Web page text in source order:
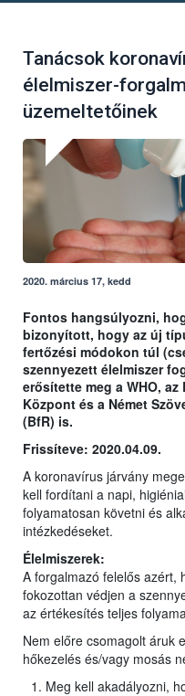
Tanácsok
élelmiszer-
üzemeltetőinek
2020. március 17, kedd
Fontos hangsúlyozni,
bizonyított, hogy az új
fertőzési módokon túl
szennyezett élelmiszer
erősítette meg a WHO,
Központ és a Német
(BfR) is.
Frissíteve: 2020.04.09.
A koronavírus járvány
kell fordítani a napi,
folyamatosan követni és
intézkedéseket.
Élelmiszerek:
A forgalmazó felelős azért,
fokozottan védjen a
az értékesítés teljes
Nem előre csomagolt áruk
hőkezelés és/vagy mosás
Meg kell akadályozni,